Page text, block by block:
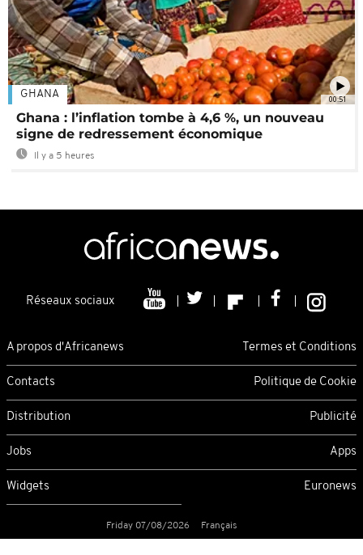
00:51
GHANA
Ghana : l’inflation tombe à 4,6 %, un nouveau
signe de redressement économique
Il y a 5 heures
Réseaux sociaux
A propos d'Africanews Termes et Conditions
Contacts Politique de Cookie
Distribution Publicité
Jobs Apps
Widgets Euronews
Friday 07/08/2026